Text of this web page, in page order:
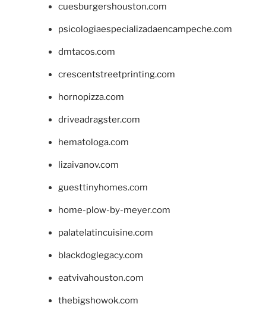
cuesburgershouston.com
psicologiaespecializadaencampeche.com
dmtacos.com
crescentstreetprinting.com
hornopizza.com
driveadragster.com
hematologa.com
lizaivanov.com
guesttinyhomes.com
home-plow-by-meyer.com
palatelatincuisine.com
blackdoglegacy.com
eatvivahouston.com
thebigshowok.com